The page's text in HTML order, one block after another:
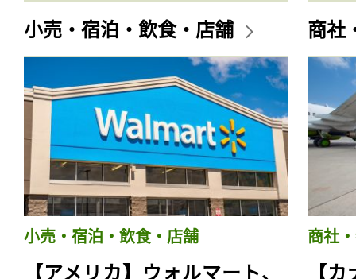
小売・宿泊・飲食・店舗
小売・宿泊・飲食・店舗
【アメリカ】ウォルマート、
商社
商社
【